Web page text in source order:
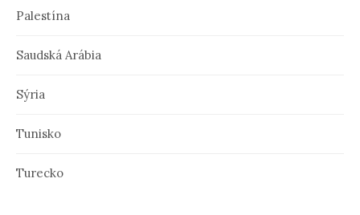
Palestína
Saudská Arábia
Sýria
Tunisko
Turecko